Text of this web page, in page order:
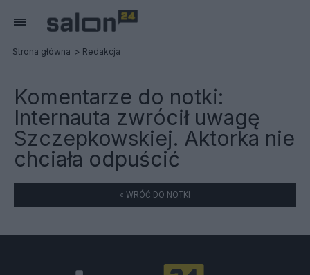
Strona główna Redakcja
Komentarze do notki:
Internauta zwrócił uwagę
Szczepkowskiej. Aktorka nie
chciała odpuścić
« WRÓĆ DO NOTKI